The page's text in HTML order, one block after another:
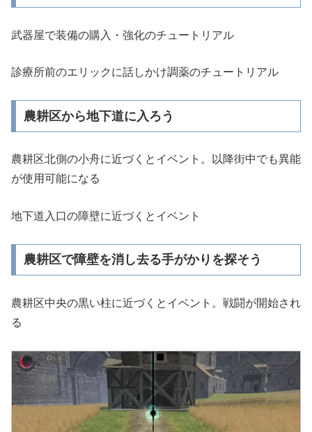
武器屋で装備の購入・強化のチュートリアル
診療所前のエリックに話しかけ調薬のチュートリアル
農耕区から地下道に入ろう
農耕区北側の小舟に近づくとイベント。以降街中でも異能
が使用可能になる
地下道入口の障壁に近づくとイベント
農耕区で障壁を消し去る手がかりを探そう
農耕区中央の黒い柱に近づくとイベント。戦闘が開始され
る